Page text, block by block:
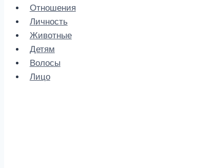
Отношения
Личность
Животные
Детям
Волосы
Лицо